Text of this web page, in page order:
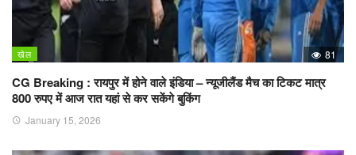
खेल 81
CG Breaking : रायपुर में होने वाले इंडिया – न्यूजीलैंड मैच का टिकट मात्र
800 रुपए में आज रात यहां से कर सकेंगे बुकिंग
January 15, 2026